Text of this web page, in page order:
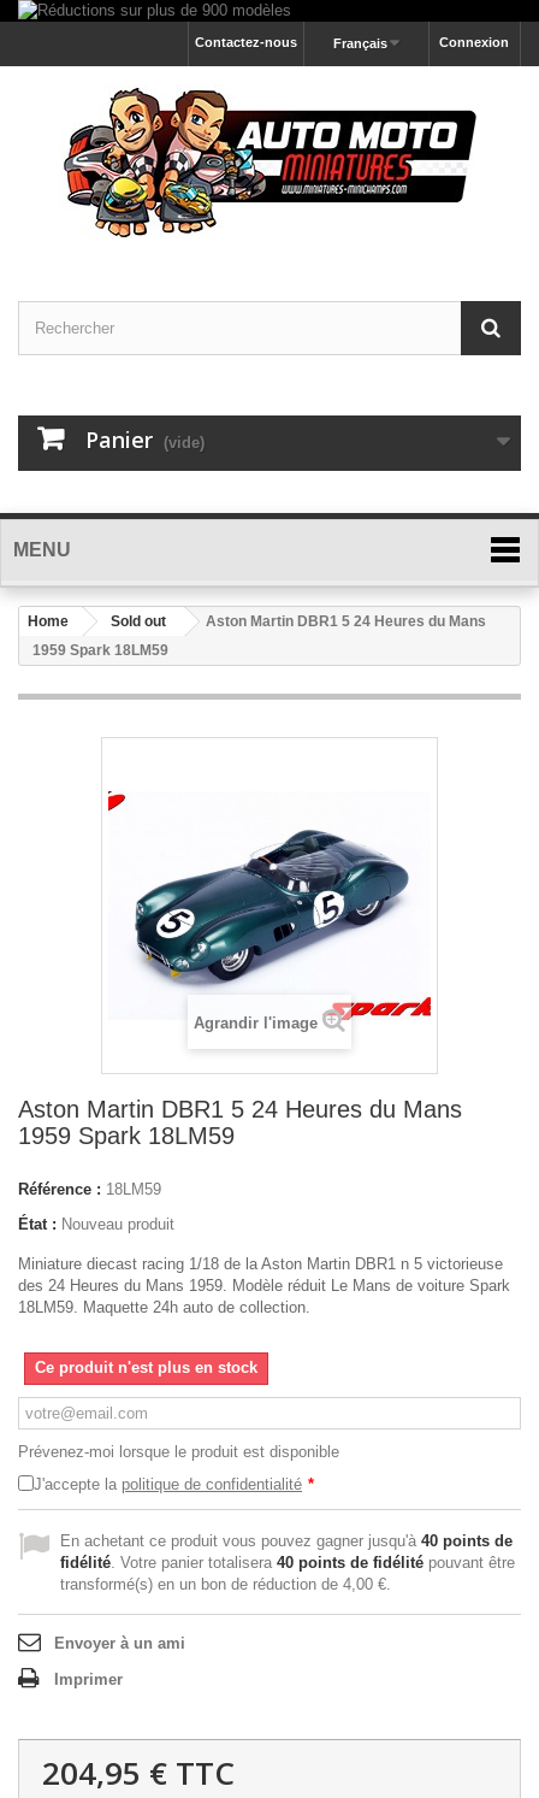
Connexion
Français
Contactez-nous
Panier (vide)
MENU
Home Sold out
Aston Martin DBR1 5 24 Heures du Mans
1959 Spark 18LM59
Agrandir l'image
Aston Martin DBR1 5 24 Heures du Mans
1959 Spark 18LM59
Référence : 18LM59
État : Nouveau produit
Miniature diecast racing 1/18 de la Aston Martin DBR1 n 5 victorieuse
des 24 Heures du Mans 1959. Modèle réduit Le Mans de voiture Spark
18LM59. Maquette 24h auto de collection.
Ce produit n'est plus en stock
Prévenez-moi lorsque le produit est disponible
J'accepte la politique de confidentialité *
En achetant ce produit vous pouvez gagner jusqu'à 40 points de
fidélité. Votre panier totalisera 40 points de fidélité pouvant être
transformé(s) en un bon de réduction de 4,00 €.
Envoyer à un ami
Imprimer
204,95 € TTC